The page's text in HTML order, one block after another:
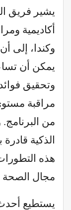
يشير فريق
أكاديمية
يمكن أن
وتحقيق
مراقبة
من
الذكية
هذه
مجال الصحة
يستطيع